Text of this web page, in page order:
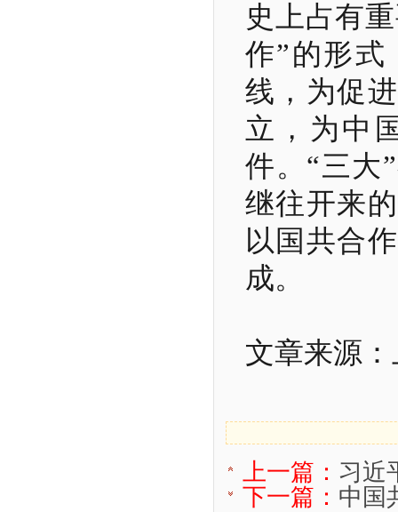
史上占有
作”的形式
线，为促
立，为中
件。“三大
继往开来
以国共合
成。
文章来源
上一篇： 习近
下一篇： 中国